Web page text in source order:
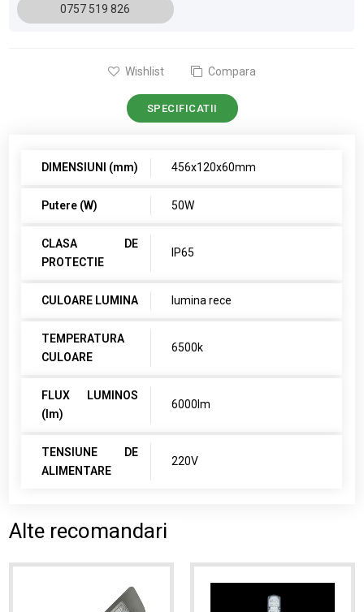
0757 519 826
Wishlist Compara
SPECIFICATII
DIMENSIUNI (mm) 456x120x60mm
Putere (W) 50W
CLASA DE
PROTECTIE
IP65
CULOARE LUMINA lumina rece
TEMPERATURA
CULOARE
6500k
FLUX LUMINOS
(lm)
6000lm
TENSIUNE DE
ALIMENTARE
220V
Alte recomandari